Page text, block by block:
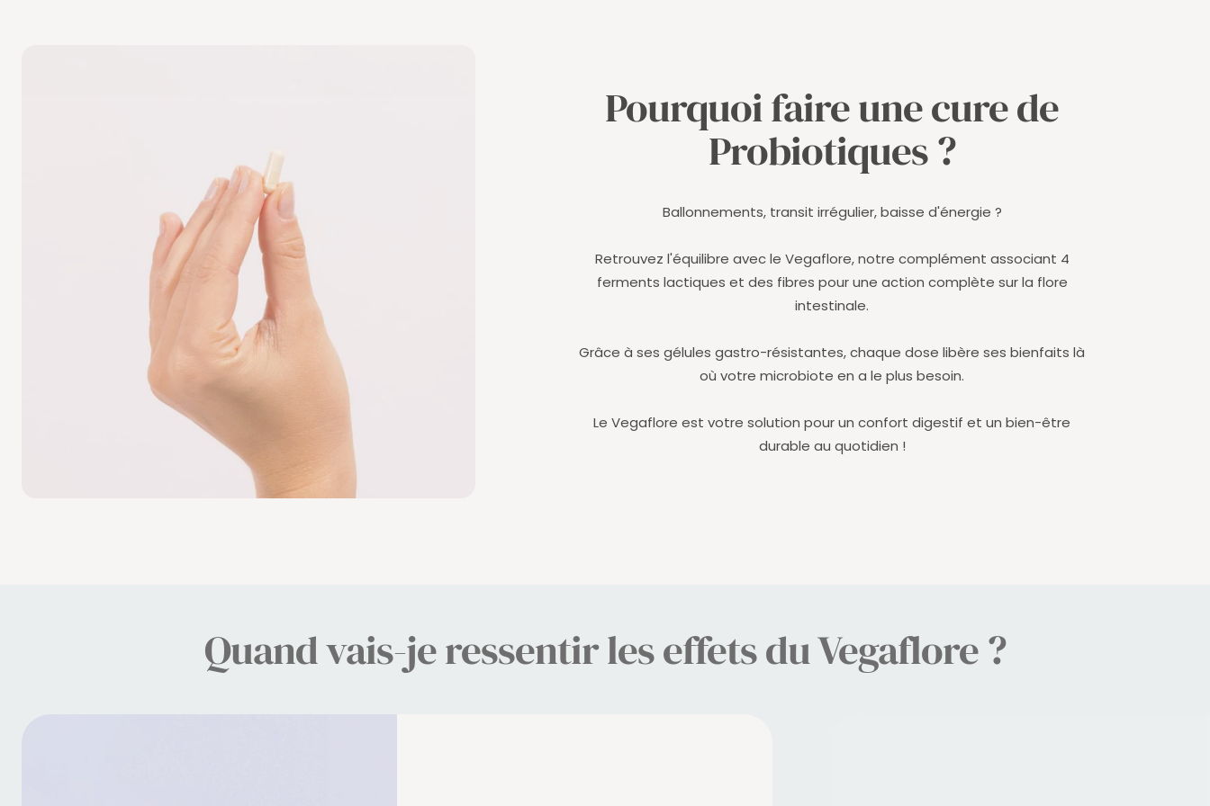
Pourquoi faire une cure de
Probiotiques ?
Ballonnements, transit irrégulier, baisse d'énergie ?
Retrouvez l'équilibre avec le Vegaflore, notre complément associant 4
ferments lactiques et des fibres pour une action complète sur la flore
intestinale.
Grâce à ses gélules gastro-résistantes, chaque dose libère ses bienfaits là
où votre microbiote en a le plus besoin.
Le Vegaflore est votre solution pour un confort digestif et un bien-être
durable au quotidien !
Quand vais-je ressentir les effets du Vegaflore ?